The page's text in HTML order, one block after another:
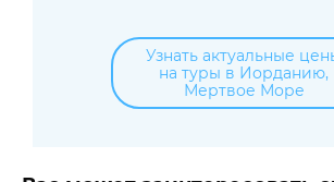
Узнать актуальные
на туры в Иорданию,
Мертвое Море